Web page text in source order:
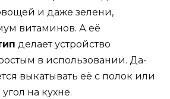
и даже зелени,
витаминов. А её
делает устройство
в использовании. Да-
выкатывать её с полок или
на кухне.